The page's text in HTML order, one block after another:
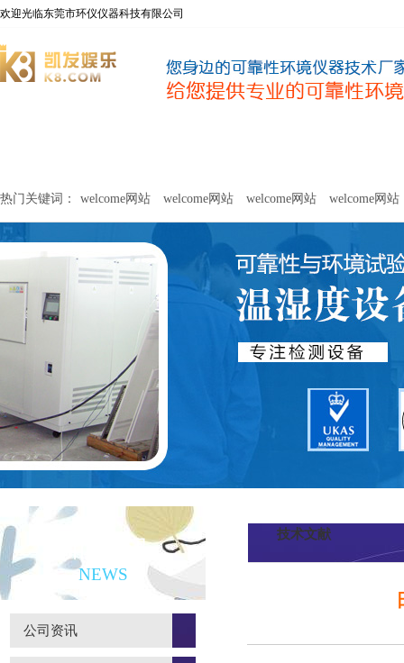
欢迎光临东莞市环仪仪器科技有限公司
关于环仪 联系环仪
热门关键词： welcome网站 welcome网站 welcome网站 welcome网站
网站 welcome网站
新闻资讯
NEWS
公司资讯
技术文献